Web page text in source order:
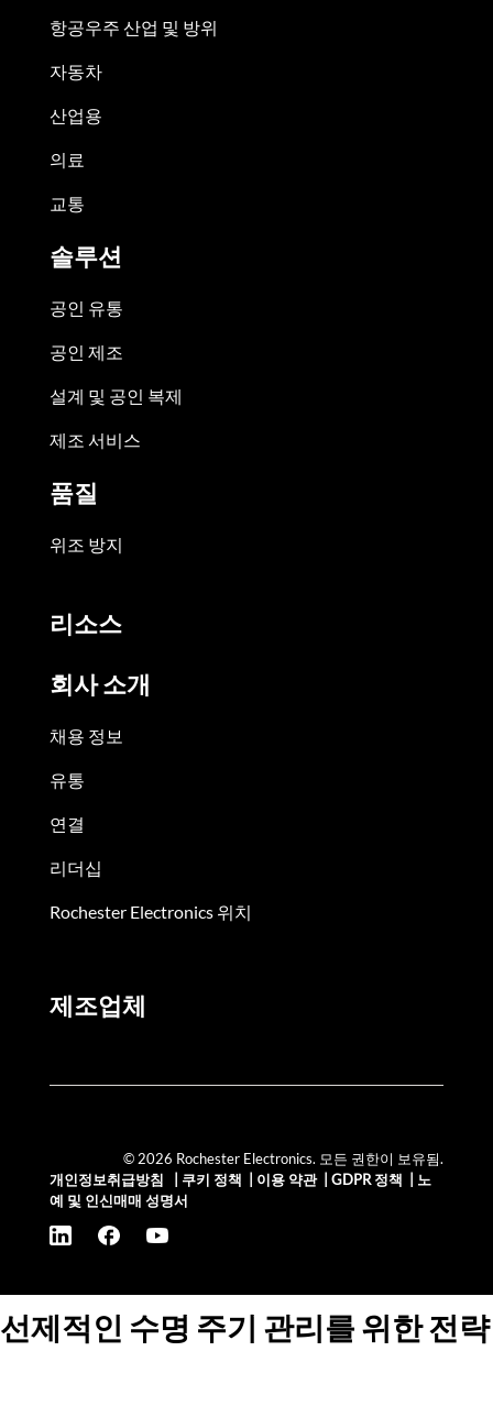
항공우주 산업 및 방위
자동차
산업용
의료
교통
솔루션
공인 유통
공인 제조
설계 및 공인 복제
제조 서비스
품질
위조 방지
리소스
회사 소개
채용 정보
유통
연결
리더십
Rochester Electronics 위치
제조업체
© 2026 Rochester Electronics. 모든 권한이 보유됨.
개인정보취급방침
쿠키 정책 이용 약관| GDPR 정책
노
예 및 인신매매 성명서
선제적인 수명 주기 관리를 위한 전략